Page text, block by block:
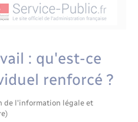
: qu'est-ce
renforcé ?
de l'information légale et